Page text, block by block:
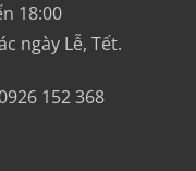
18:00
ngày Lễ, Tết.
152 368